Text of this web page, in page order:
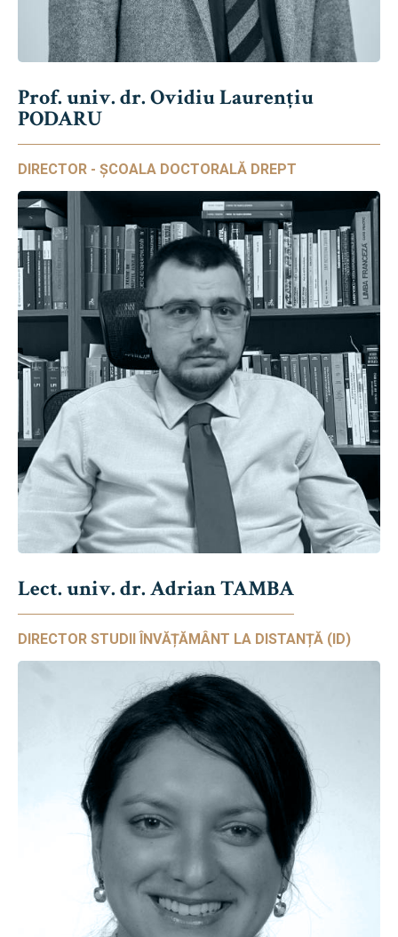
Prof. univ. dr. Ovidiu Laurențiu
PODARU
DIRECTOR - ȘCOALA DOCTORALĂ DREPT
Lect. univ. dr. Adrian TAMBA
DIRECTOR STUDII ÎNVĂȚĂMÂNT LA DISTANȚĂ (ID)